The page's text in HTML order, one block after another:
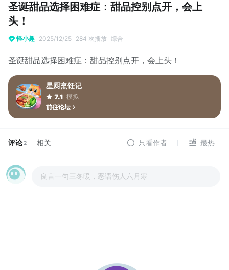
圣诞甜品选择困难症：甜品控别点开，会上
头！
怪小趣 2025/12/25 284 次播放 综合
圣诞甜品选择困难症：甜品控别点开，会上头！
星厨烹饪记
7.1 模拟
前往论坛
评论2 相关 只看作者 最热
良言一句三冬暖，恶语伤人六月寒